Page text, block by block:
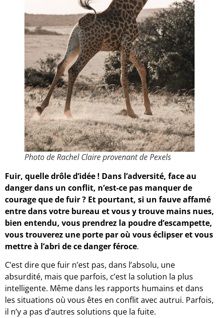
Photo de Rachel Claire provenant de Pexels
Fuir, quelle drôle d’idée ! Dans l’adversité, face au
danger dans un conflit, n’est-ce pas manquer de
courage que de fuir ? Et pourtant, si un fauve affamé
entre dans votre bureau et vous y trouve mains nues,
bien entendu, vous prendrez la poudre d’escampette,
vous trouverez une porte par où vous éclipser et vous
mettre à l’abri de ce danger féroce.
C’est dire que fuir n’est pas, dans l’absolu, une
absurdité, mais que parfois, c’est la solution la plus
intelligente. Même dans les rapports humains et dans
les situations où vous êtes en conflit avec autrui. Parfois,
il n’y a pas d’autres solutions que la fuite.